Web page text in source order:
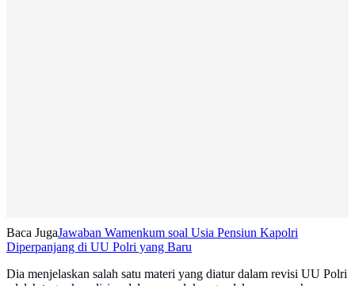
Baca JugaJawaban Wamenkum soal Usia Pensiun Kapolri
Diperpanjang di UU Polri yang Baru
Dia menjelaskan salah satu materi yang diatur dalam revisi UU Polri